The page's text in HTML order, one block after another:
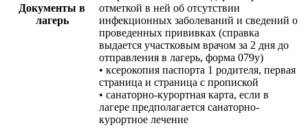
Документы в
лагерь
отметкой в ней об отсутствии
инфекционных заболеваний и сведений о
проведенных прививках (справка
выдается участковым врачом за 2 дня до
отправления в лагерь, форма 079у)
• ксерокопия паспорта 1 родителя, первая
страница и страница с пропиской
• санаторно-курортная карта, если в
лагере предполагается санаторно-
курортное лечение